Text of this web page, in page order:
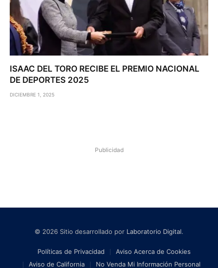
ISAAC DEL TORO RECIBE EL PREMIO NACIONAL
DE DEPORTES 2025
DICIEMBRE 1, 2025
Publicidad
© 2026 Sitio desarrollado por Laboratorio Digital.
Políticas de Privacidad
Aviso Acerca de Cookies
Aviso de California
No Venda Mi Información Personal